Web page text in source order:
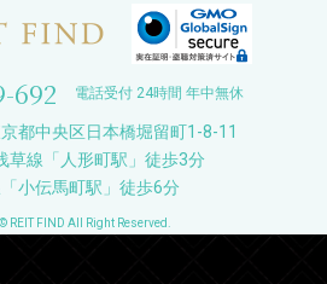
692 電話受付 24時間 年中無休
都中央区日本橋堀留町1-8-11
草線「人形町駅」徒歩3分
小伝馬町駅」徒歩6分
REIT FIND All Right Reserved.